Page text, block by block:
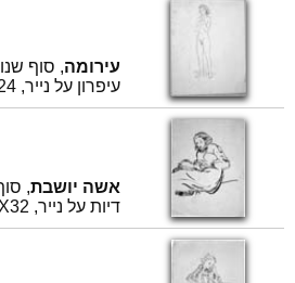
עירומה, סוף
עיפרון על נייר, 30.5X24
אשה יושבת,
דיות על נייר, 24X32